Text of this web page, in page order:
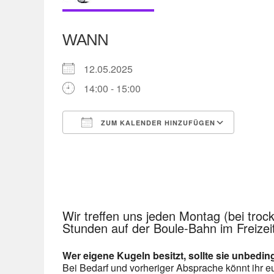
WANN
12.05.2025
14:00 - 15:00
ZUM KALENDER HINZUFÜGEN
Wir treffen uns jeden Montag (bei
Stunden auf der Boule-Bahn im
Wer eigene Kugeln besitzt, sollte sie
Bei Bedarf und vorheriger Absprache könnt ihr